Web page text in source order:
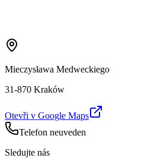
Mieczysława Medweckiego
31-870 Kraków
Otevři v Google Maps
Telefon neuveden
Sledujte nás